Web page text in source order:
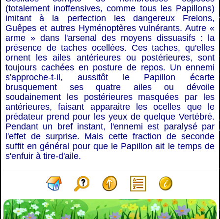
(totalement inoffensives, comme tous les Papillons)
imitant à la perfection les dangereux Frelons,
Guêpes et autres Hyménoptères vulnérants. Autre «
arme » dans l'arsenal des moyens dissuasifs : la
présence de taches ocellées. Ces taches, qu'elles
ornent les ailes antérieures ou postérieures, sont
toujours cachées en posture de repos. Un ennemi
s'approche-t-il, aussitôt le Papillon écarte
brusquement ses quatre ailes ou dévoile
soudainement les postérieures masquées par les
antérieures, faisant apparaitre les ocelles que le
prédateur prend pour les yeux de quelque Vertébré.
Pendant un bref instant, l'ennemi est paralysé par
l'effet de surprise. Mais cette fraction de seconde
suffit en général pour que le Papillon ait le temps de
s'enfuir à tire-d'aile.